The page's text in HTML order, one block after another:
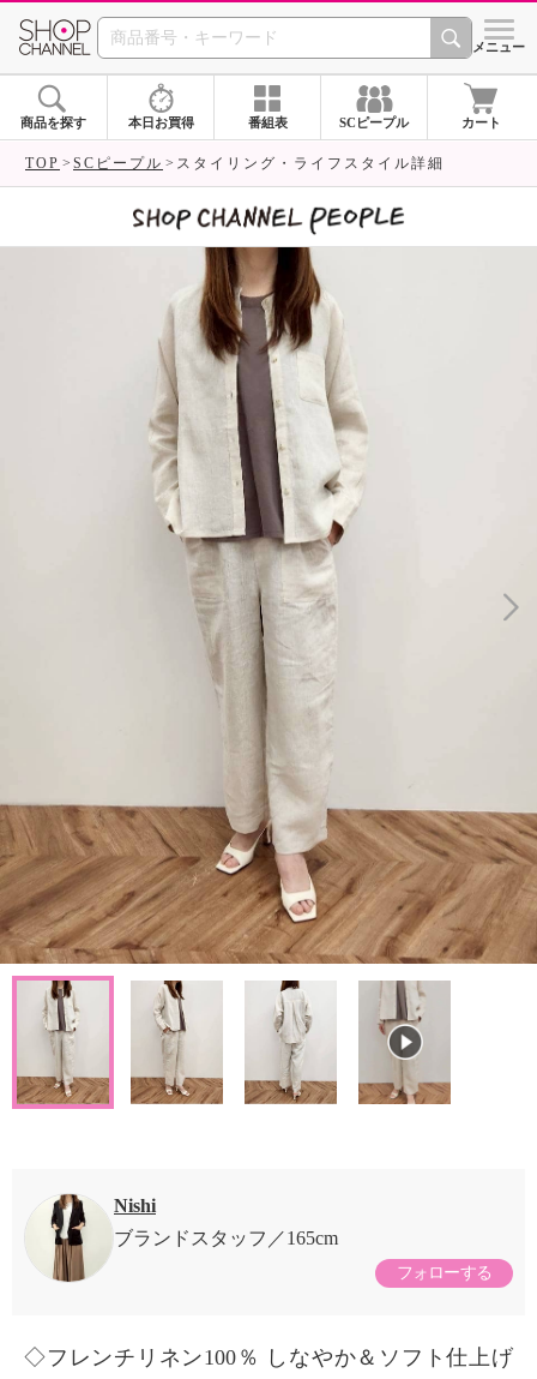
SHOP CHANNEL シメニュー
商品を探す 本日お買得 番組表 SCピープル カート
TOP SCピープル スタイリング・ライフスタイル詳細
Nishi
ブランドスタッフ
165cm
フォローする
◇フレンチリネン100％ しなやか＆ソフト仕上げ